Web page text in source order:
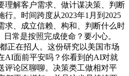
理解客户需求、做计谋决策、判断
。时间跨度从2023年1月到2025
求、成立信赖、构和、判断什么时
常是按照完成使命？要小心。
正在招人。这份研究以美国市场
AI面前平安吗？你看到的AI对就
评论区聊聊。决策类工做相对平